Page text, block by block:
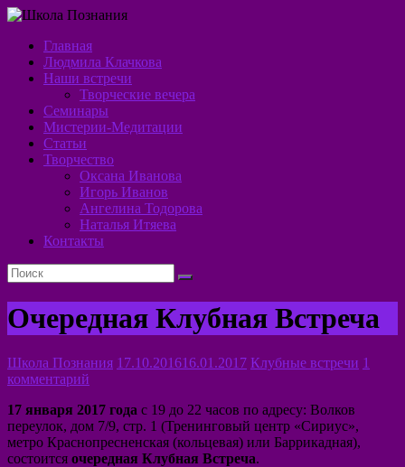
Перейти
содержимому
Школа
Познания
Алхимия
Духа
Главная
Людмила Клачкова
Наши встречи
Творческие вечера
Семинары
Мистерии-Медитации
Статьи
Творчество
Оксана Иванова
Игорь Иванов
Ангелина Тодорова
Наталья Итяева
Контакты
Очередная Клубная Встреча
Школа Познания 17.10.201616.01.2017 Клубные встречи 1
комментарий
17 января 2017 года с 19 до 22 часов по адресу: Волков
переулок, дом 7/9, стр. 1 (Тренинговый центр «Сириус»,
метро Краснопресненская (кольцевая) или Баррикадная),
состоится очередная Клубная Встреча.